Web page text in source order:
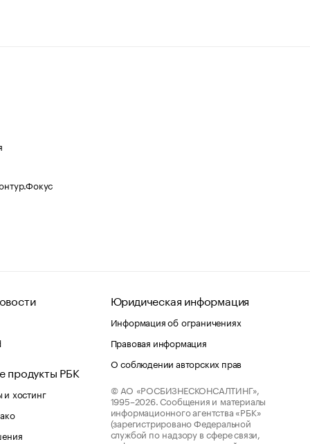
продукты РБК
хостинг
Юридическая информация
Информация об ограничениях
Правовая информация
О соблюдении авторских прав
© АО «РОСБИЗНЕСКОНСАЛТИНГ»,
1995–2026. Сообщения и материалы
информационного агентства «РБК»
(зарегистрировано Федеральной
службой по надзору в сфере связи,